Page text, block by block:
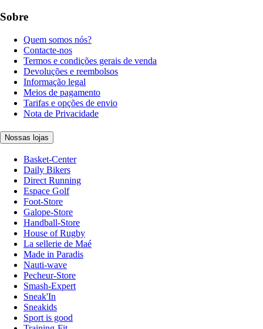
Sobre
Quem somos nós?
Contacte-nos
Termos e condições gerais de venda
Devoluções e reembolsos
Informação legal
Meios de pagamento
Tarifas e opções de envio
Nota de Privacidade
Nossas lojas
Basket-Center
Daily Bikers
Direct Running
Espace Golf
Foot-Store
Galope-Store
Handball-Store
House of Rugby
La sellerie de Maé
Made in Paradis
Nauti-wave
Pecheur-Store
Smash-Expert
Sneak'In
Sneakids
Sport is good